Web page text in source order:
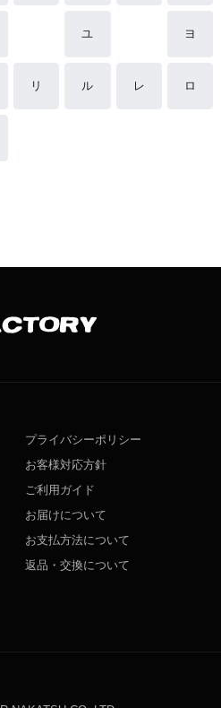
ユ ヨ
リ ル レ ロ
プライバシーポリシー
お客様対応方針
ご利用ガイド
お届けについて
お支払方法について
返品・交換について